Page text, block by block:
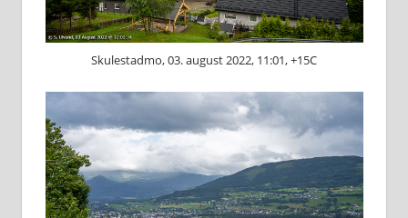
Skulestadmo, 03. august 2022, 11:01, +15C